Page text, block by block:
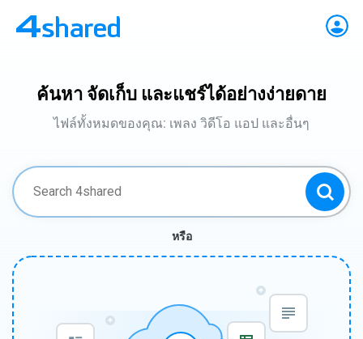
ค้นหา จัดเก็บ และแชร์ได้อย่างง่ายดาย
ไฟล์ทั้งหมดของคุณ: เพลง วิดีโอ แอป และอื่นๆ
หรือ